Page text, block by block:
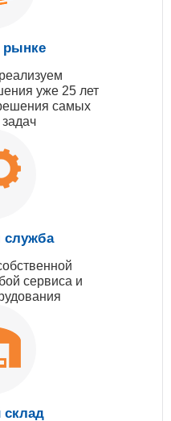
рынке
уже 25 лет
самых
служба
сервиса и